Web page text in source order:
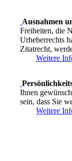
Ausnahmen
Freiheiten, die
Urheberrechts
Zitatrecht,
Weitere
Ihnen
sein, dass Sie
Weitere